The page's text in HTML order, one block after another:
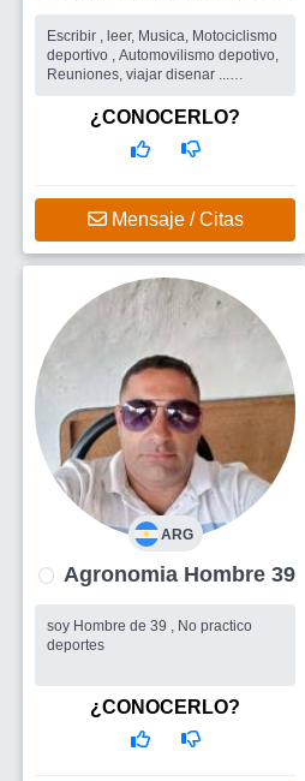
Escribir , leer, Musica, Motociclismo
deportivo , Automovilismo depotivo,
Reuniones, viajar disenar ...
mujer que con quien poder coincidir
en formar un proyecto comun.
¿CONOCERLO?
Mensaje / Citas
ARG
Agronomia Hombre 39
soy Hombre de 39 , No practico
deportes
¿CONOCERLO?